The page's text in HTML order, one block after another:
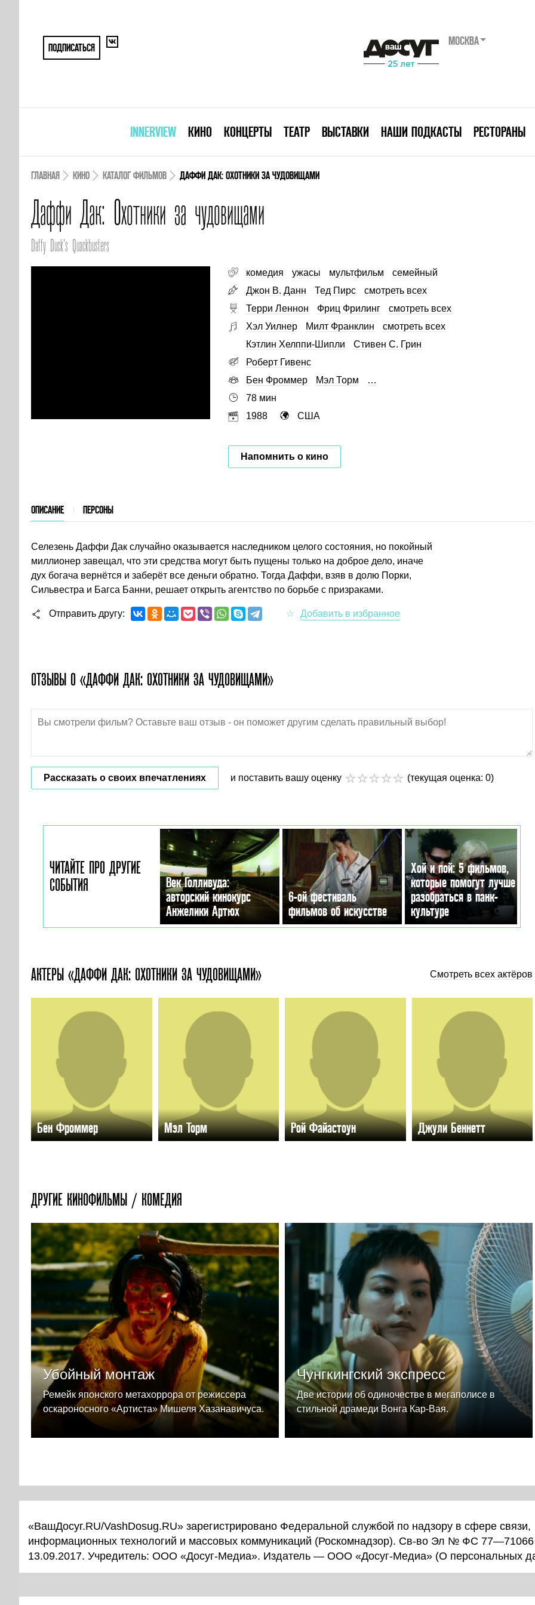
ПОДПИСАТЬСЯ
МОСКВА
INNERVIEW КИНО КОНЦЕРТЫ ТЕАТР ВЫСТАВКИ НАШИ ПОДКАСТЫ РЕСТОРАНЫ
ГЛАВНАЯ КИНО КАТАЛОГ ФИЛЬМОВ ДАФФИ ДАК: ОХОТНИКИ ЗА ЧУДОВИЩАМИ
Даффи Дак: Охотники за чудовищами
Daffy Duck's Quackbusters
комедия ужасы мультфильм
семейный
Джон В. Данн
Тед Пирс
смотреть всех
Терри Леннон
Фриц Фрилинг
смотреть всех
Хэл Уилнер
Милт Франклин
смотреть всех
Кэтлин Хелппи-Шипли
Стивен С. Грин
Роберт Гивенс
Бен Фроммер
Мэл Торм
…
78 мин
1988
США
Напомнить о кино
ОПИСАНИЕ ПЕРСОНЫ
Селезень Даффи Дак случайно оказывается наследником целого состояния, но покойный
миллионер завещал, что эти средства могут быть пущены только на доброе дело, иначе
дух богача вернётся и заберёт все деньги обратно. Тогда Даффи, взяв в долю Порки,
Сильвестра и Багса Банни, решает открыть агентство по борьбе с призраками.
Отправить другу
ОТЗЫВЫ О «ДАФФИ ДАК: ОХОТНИКИ ЗА ЧУДОВИЩАМИ»
Рассказать о своих впечатлениях и поставить вашу оценку (текущая оценка: 0)
ЧИТАЙТЕ ПРО ДРУГИЕ
СОБЫТИЯ
Век Голливуда:
авторский кинокурс
Анжелики Артюх
6-ой фестиваль
фильмов об искусстве
Хой и пой: 5 фильмов,
которые помогут лучше
разобраться в панк-
культуре
АКТЕРЫ «ДАФФИ ДАК: ОХОТНИКИ ЗА ЧУДОВИЩАМИ» Смотреть всех актёров
Бен Фроммер Мэл Торм Рой Файастоун Джули Беннетт
ДРУГИЕ КИНОФИЛЬМЫ / КОМЕДИЯ
Убойный монтаж
Ремейк японского метахоррора от режиссера
оскароносного «Артиста» Мишеля Хазанавичуса.
Чунгкингский экспресс
Две истории об одиночестве в мегаполисе в
стильной драмеди Вонга Кар-Вая.
«ВашДосуг.RU/VashDosug.RU» зарегистрировано Федеральной службой по надзору в сфере связи,
информационных технологий и массовых коммуникаций (Роскомнадзор). Св-во Эл № ФС 77—71066
13.09.2017. Учредитель: ООО «Досуг-Медиа». Издатель — ООО «Досуг-Медиа» (О персональных